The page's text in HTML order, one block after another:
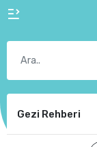
Gezi Rehberi